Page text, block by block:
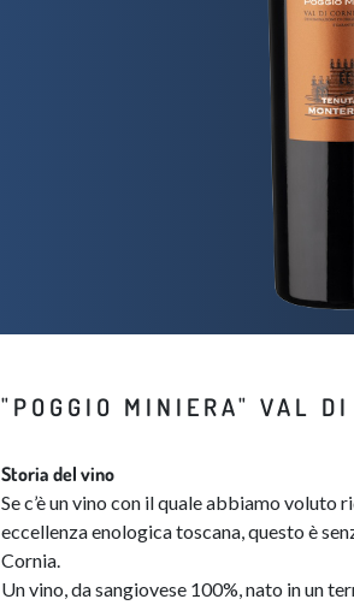
​​"POGGIO MINIERA" VAL DI
Storia del vino
Se c’è un vino con il quale abbiamo
eccellenza enologica toscana, questo è
Cornia.
Un vino, da sangiovese 100%, nato in un